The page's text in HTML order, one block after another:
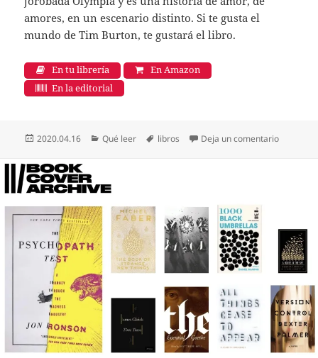
amores, en un escenario distinto. Si te gusta el
mundo de Tim Burton, te gustará el libro.
En tu librería
En Amazon
En la editorial
Publicado
2020.04.16 Categorías
Qué leer Etiquetas
libros Deja un comentarioen Amor